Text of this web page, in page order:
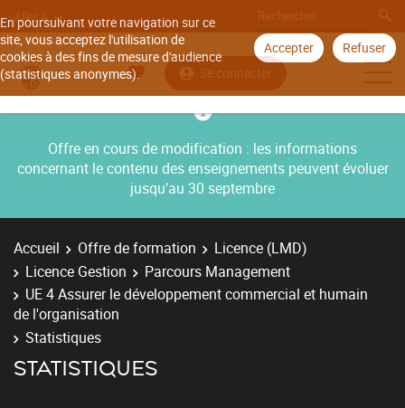
En poursuivant votre navigation sur ce
site, vous acceptez l'utilisation de
cookies à des fins de mesure d'audience
(statistiques anonymes).
Accepter Refuser
Aller à
Se connecter
Offre en cours de modification : les informations
concernant le contenu des enseignements peuvent évoluer
jusqu’au 30 septembre
Accueil Offre de formation
Licence (LMD)
Licence Gestion
Parcours Management
UE 4 Assurer le développement commercial et humain
de l'organisation
Statistiques
STATISTIQUES